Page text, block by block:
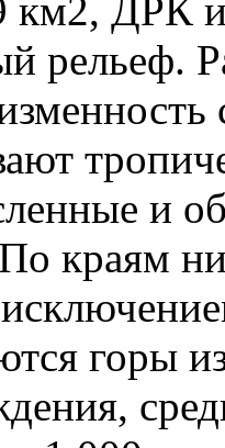
км2, ДРК
рельеф.
и
краям
горы